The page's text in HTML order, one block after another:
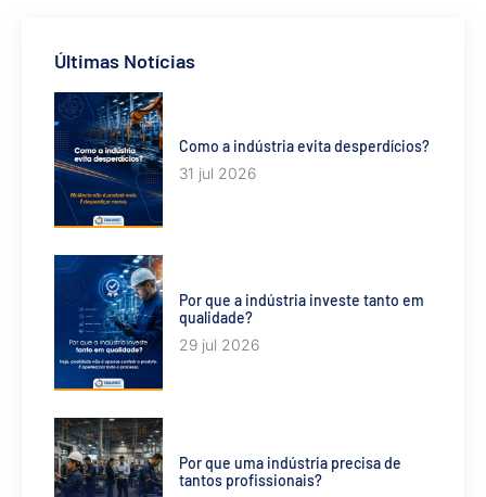
Últimas Notícias
Como a indústria evita desperdícios?
31 jul 2026
Por que a indústria investe tanto em
qualidade?
29 jul 2026
Por que uma indústria precisa de
tantos profissionais?